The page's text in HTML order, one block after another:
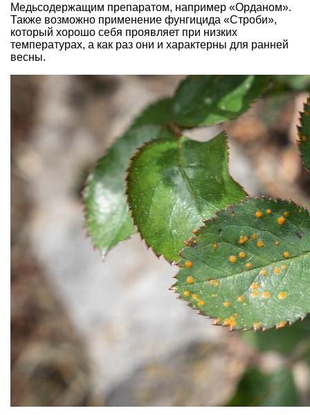
Медьсодержащим препаратом, например «Орданом».
Также возможно применение фунгицида «Строби»,
который хорошо себя проявляет при низких
температурах, а как раз они и характерны для ранней
весны.